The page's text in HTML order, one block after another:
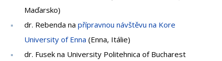
Maďarsko)
dr. Rebenda na přípravnou návštěvu na Kore
University of Enna (Enna, Itálie)
dr. Fusek na University Politehnica of Bucharest